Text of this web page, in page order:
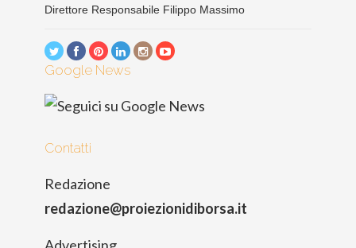
Direttore Responsabile Filippo Massimo
Google News
Contatti
Redazione
redazione@proiezionidiborsa.it